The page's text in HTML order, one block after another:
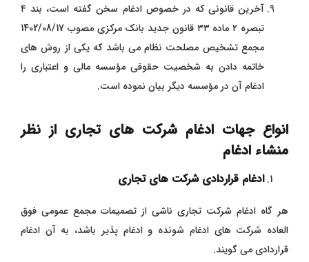
آخرین قانونی که در خصوص ادغام سخن گفته است، بند ۴
تبصره ۲ ماده ۳۳ قانون جدید بانک مرکزی مصوب 1402/08/17
مجمع تشخیص مصلحت نظام می‌ باشد که یکی از روش ‌های
خاتمه دادن به شخصیت حقوقی مؤسسه مالی و اعتباری را
ادغام آن در مؤسسه دیگر بیان نموده است.
انواع جهات ادغام شرکت های تجاری از نظر
منشاء ادغام
ادغام قراردادی شرکت های تجاری
هر گاه ادغام شرکت تجاری ناشی از تصمیمات مجمع عمومی فوق
‌العاده شرکت‌ های ادغام ‌شونده و ادغام ‌پذیر باشد، به آن ادغام
قراردادی می ‌گویند.